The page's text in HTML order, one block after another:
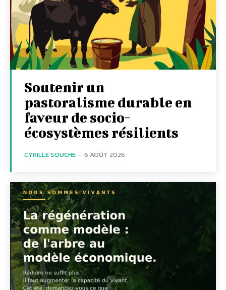
Soutenir un
pastoralisme durable en
faveur de socio-
écosystèmes résilients
CYRILLE SOUCHE - 6 AOÛT 2026